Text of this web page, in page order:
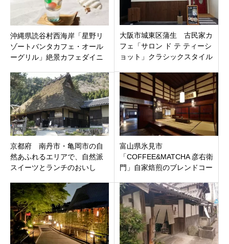
沖縄県読谷村西海岸「星野リ
ゾートバンタカフェ・オール
ーグリル」絶景カフェダイニ
大阪市城東区蒲生 古民家カ
フェ「サロン ド テ ティーシ
ョット」クラシックスタイル
京都府 南丹市・亀岡市の自
然あふれるエリアで、自然派
スイーツとランチのおいし
選！
富山県氷見市
「COFFEE&MATCHA 彦右衛
門」自家焙煎のブレンドコー
店